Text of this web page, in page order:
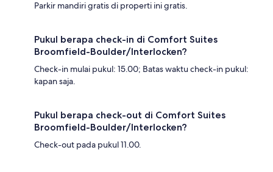
Parkir mandiri gratis di properti ini gratis.
Pukul berapa check-in di Comfort Suites
Broomfield-Boulder/Interlocken?
Check-in mulai pukul: 15.00; Batas waktu check-in pukul:
kapan saja.
Pukul berapa check-out di Comfort Suites
Broomfield-Boulder/Interlocken?
Check-out pada pukul 11.00.